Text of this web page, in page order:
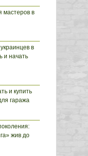
мастеров в
в
и начать
и купить
гаража
жив до